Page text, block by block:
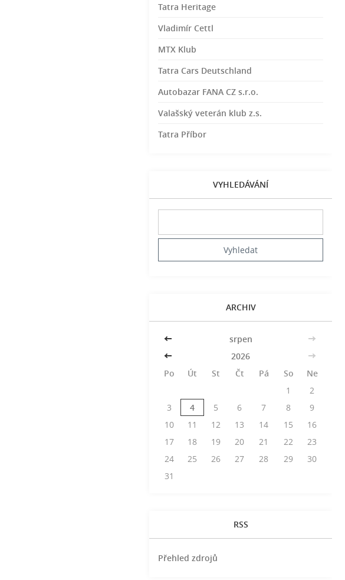
Tatra Heritage
Vladimír Cettl
MTX Klub
Tatra Cars Deutschland
Autobazar FANA CZ s.r.o.
Valašský veterán klub z.s.
Tatra Příbor
VYHLEDÁVÁNÍ
ARCHIV
<< srpen
>>
<<
2026
>>
Po
Út St Čt Pá So
Ne
1
2
3
4 5 6 7 8
9
10
11 12 13 14 15
16
17
18 19 20 21 22
23
24
25 26 27 28 29
30
31
RSS
Přehled zdrojů